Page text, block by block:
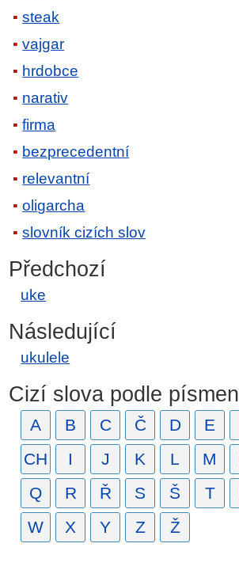
steak
vajgar
hrdobce
narativ
firma
bezprecedentní
relevantní
oligarcha
slovník cizích slov
Předchozí
uke
Následující
ukulele
Cizí slova podle písmen
A B C Č D E
CH
I J K L M
Q
R Ř S Š T
W
X Y Z Ž